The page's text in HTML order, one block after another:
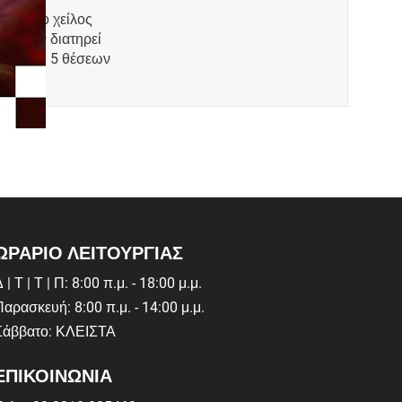
Το χείλος
τον διατηρεί
5 θέσεων
ΛΕΙΤΟΥΡΓΙΑΣ
| Τ | Τ | Π: 8:00 π.μ. - 18:00 μ.μ.
8:00 π.μ. - 14:00 μ.μ.
ΚΛΕΙΣΤΑ